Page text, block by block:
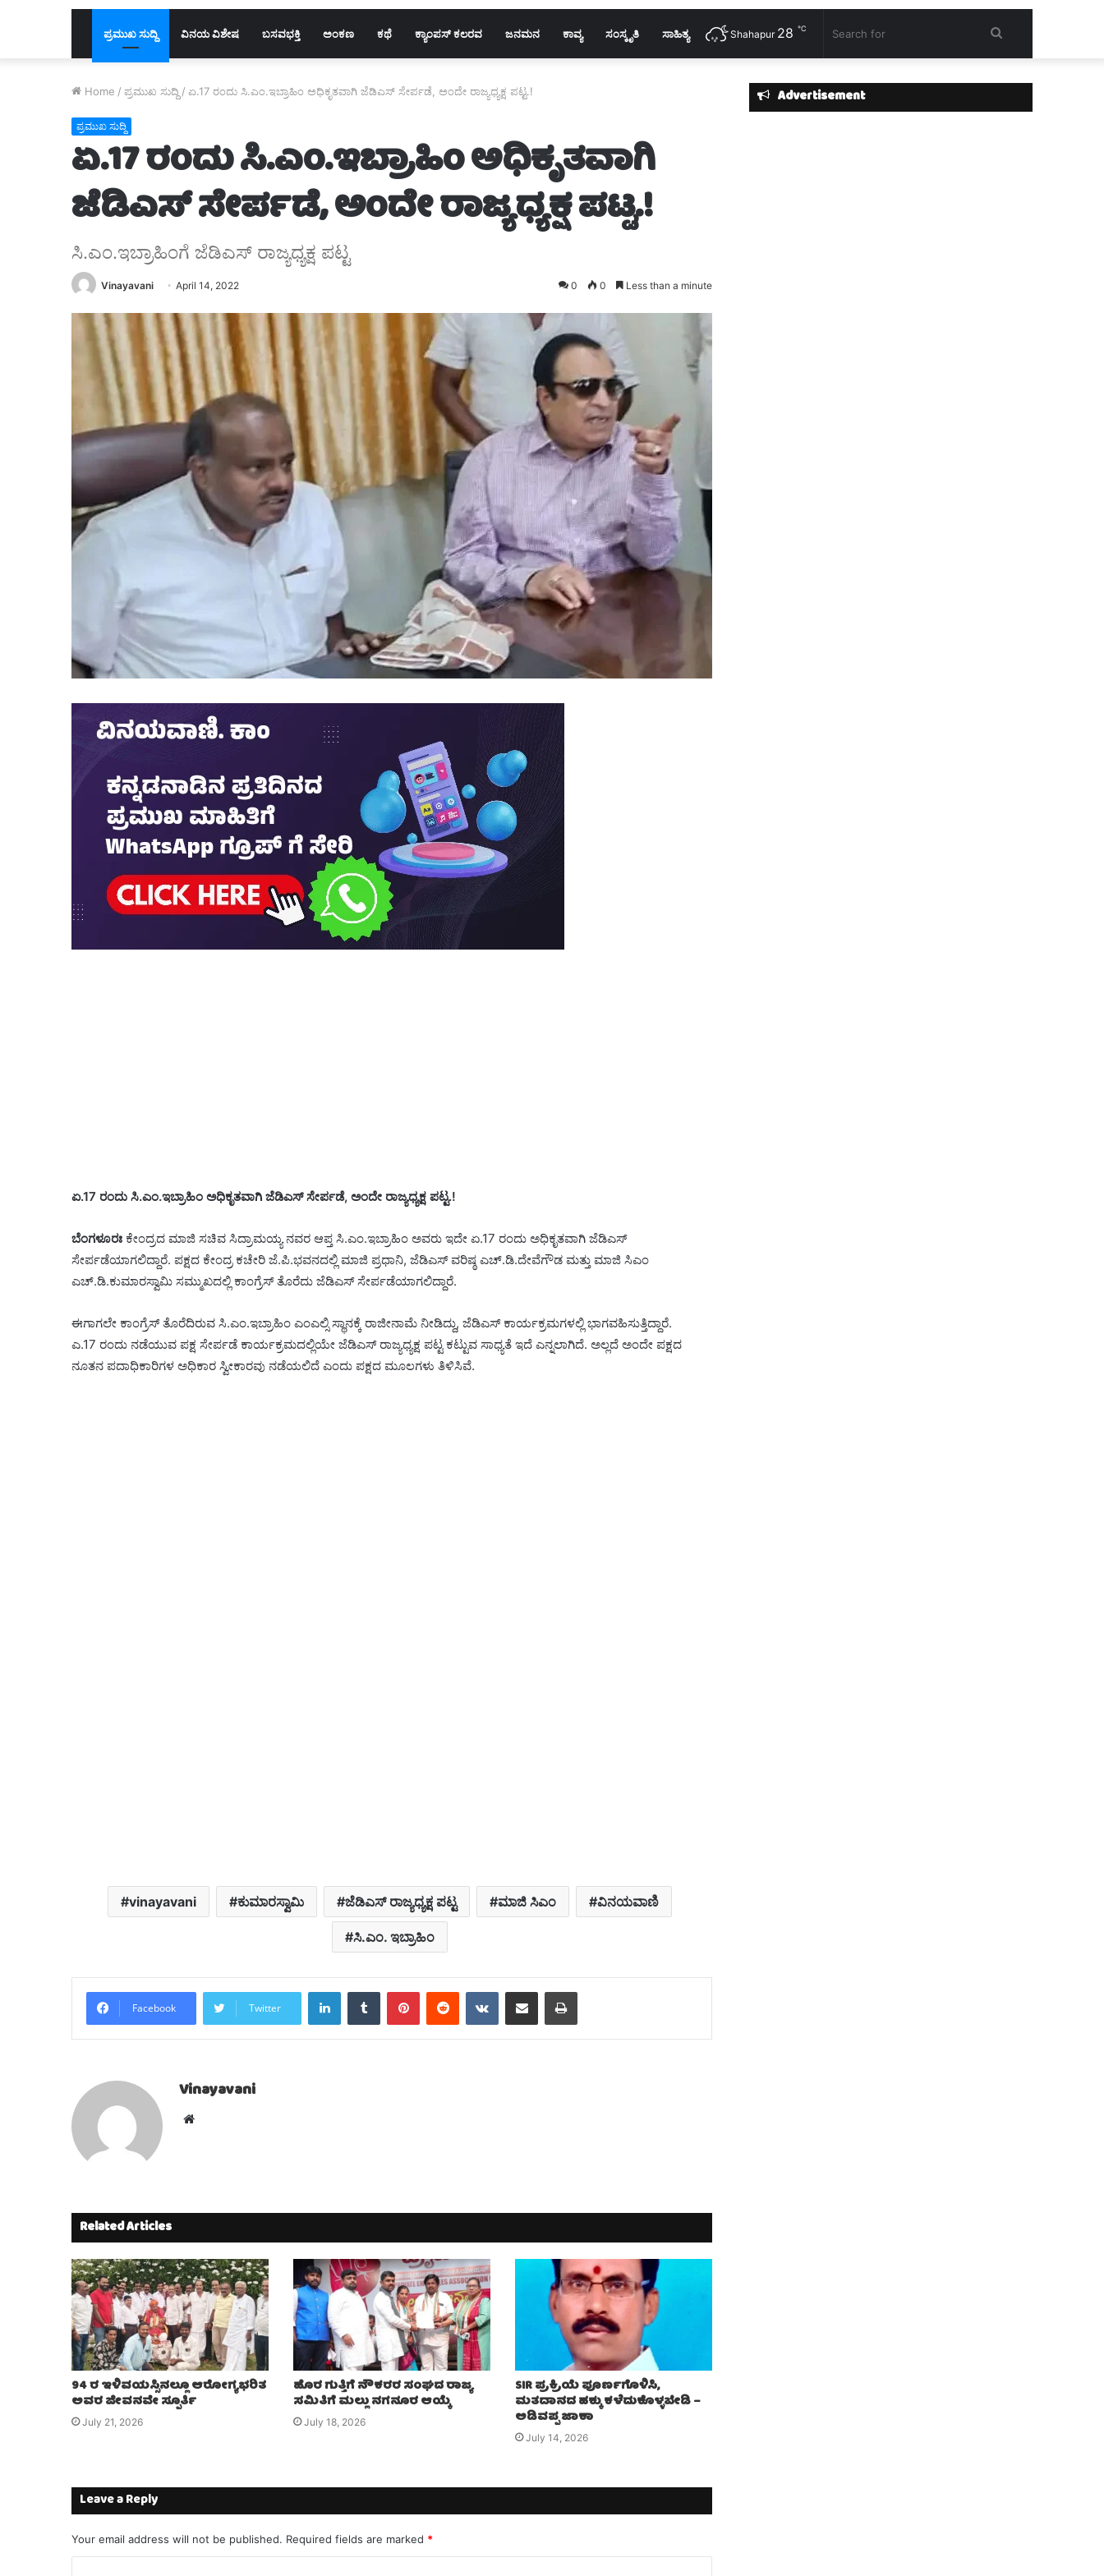
ಪ್ರಮುಖ ಸುದ್ದಿ ವಿನಯ ವಿಶೇಷ ಬಸವಭಕ್ತಿ ಅಂಕಣ ಕಥೆ ಕ್ಯಾಂಪಸ್ ಕಲರವ ಜನಮನ ಕಾವ್ಯ ಸಂಸ್ಕೃತಿ ಸಾಹಿತ್ಯ Search
for
Shahapur 28 ℃
Home / ಪ್ರಮುಖ ಸುದ್ದಿ / ಏ.17 ರಂದು ಸಿ.ಎಂ.ಇಬ್ರಾಹಿಂ ಅಧಿಕೃತವಾಗಿ ಜೆಡಿಎಸ್ ಸೇರ್ಪಡೆ, ಅಂದೇ ರಾಜ್ಯಧ್ಯಕ್ಷ ಪಟ್ಟ.!
ಪ್ರಮುಖ ಸುದ್ದಿ
ಏ.17 ರಂದು ಸಿ.ಎಂ.ಇಬ್ರಾಹಿಂ ಅಧಿಕೃತವಾಗಿ
ಜೆಡಿಎಸ್ ಸೇರ್ಪಡೆ, ಅಂದೇ ರಾಜ್ಯಧ್ಯಕ್ಷ ಪಟ್ಟ.!
ಸಿ.ಎಂ.ಇಬ್ರಾಹಿಂಗೆ ಜೆಡಿಎಸ್ ರಾಜ್ಯಧ್ಯಕ್ಷ ಪಟ್ಟ‌
Vinayavani April 14, 2022 0 0 Less than a minute
ಏ.17 ರಂದು ಸಿ.ಎಂ.ಇಬ್ರಾಹಿಂ ಅಧಿಕೃತವಾಗಿ ಜೆಡಿಎಸ್ ಸೇರ್ಪಡೆ, ಅಂದೇ ರಾಜ್ಯಧ್ಯಕ್ಷ ಪಟ್ಟ.!
ಬೆಂಗಳೂರಃ ಕೇಂದ್ರದ ಮಾಜಿ ಸಚಿವ ಸಿದ್ರಾಮಯ್ಯ ನವರ ಆಪ್ತ ಸಿ.ಎಂ.ಇಬ್ರಾಹಿಂ ಅವರು ಇದೇ ಏ.17 ರಂದು ಅಧಿಕೃತವಾಗಿ ಜೆಡಿಎಸ್
ಸೇರ್ಪಡೆಯಾಗಲಿದ್ದಾರೆ. ಪಕ್ಷದ ಕೇಂದ್ರ ಕಚೇರಿ ಜೆ.ಪಿ.ಭವನದಲ್ಲಿ ಮಾಜಿ ಪ್ರಧಾನಿ, ಜೆಡಿಎಸ್ ವರಿಷ್ಠ ಎಚ್.ಡಿ.ದೇವೆಗೌಡ ಮತ್ತು ಮಾಜಿ ಸಿಎಂ
ಎಚ್.ಡಿ.ಕುಮಾರಸ್ವಾಮಿ ಸಮ್ಮುಖದಲ್ಲಿ ಕಾಂಗ್ರೆಸ್ ತೊರೆದು ಜೆಡಿಎಸ್ ಸೇರ್ಪಡೆಯಾಗಲಿದ್ದಾರೆ.
ಈಗಾಗಲೇ ಕಾಂಗ್ರೆಸ್ ತೊರೆದಿರುವ ಸಿ.ಎಂ.ಇಬ್ರಾಹಿಂ‌ ಎಂಎಲ್ಸಿ ಸ್ಥಾನಕ್ಕೆ‌ ರಾಜೀನಾಮೆ ನೀಡಿದ್ದು, ಜೆಡಿಎಸ್ ಕಾರ್ಯಕ್ರಮಗಳಲ್ಲಿ ಭಾಗವಹಿಸುತ್ತಿದ್ದಾರೆ.
ಎ.17 ರಂದು ನಡೆಯುವ ಪಕ್ಷ ಸೇರ್ಪಡೆ ಕಾರ್ಯಕ್ರಮದಲ್ಲಿಯೇ ಜೆಡಿಎಸ್ ರಾಜ್ಯಧ್ಯಕ್ಷ ಪಟ್ಟ ಕಟ್ಟುವ ಸಾಧ್ಯತೆ ಇದೆ ಎನ್ನಲಾಗಿದೆ. ಅಲ್ಲದೆ ಅಂದೇ ಪಕ್ಷದ
ನೂತನ ಪದಾಧಿಕಾರಿಗಳ ಅಧಿಕಾರ ಸ್ವೀಕಾರವು ನಡೆಯಲಿದೆ ಎಂದು ಪಕ್ಷದ ಮೂಲಗಳು ತಿಳಿಸಿವೆ.
vinayavani ಕುಮಾರಸ್ವಾಮಿ ಜೆಡಿಎಸ್ ರಾಜ್ಯಧ್ಯಕ್ಷ ಪಟ್ಟ ಮಾಜಿ ಸಿಎಂ ವಿನಯವಾಣಿ
ಸಿ.ಎಂ. ಇಬ್ರಾಹಿಂ
Facebook Twitter
LinkedInTumblr PinterestReddit VKontakteShare via Email Print
Vinayavani
Website
Related Articles
94 ರ ಇಳಿವಯಸ್ಸಿನಲ್ಲೂ ಆರೋಗ್ಯಭರಿತ
ಅವರ ಜೀವನವೇ ಸ್ಪೂರ್ತಿ
July 21, 2026
ಹೊರ ಗುತ್ತಿಗೆ ನೌಕರರ ಸಂಘದ ರಾಜ್ಯ
ಸಮಿತಿಗೆ ಮಲ್ಲು ನಗನೂರ ಆಯ್ಕೆ
July 18, 2026
SIR ಪ್ರಕ್ರಿಯೆ ಪೂರ್ಣಗೊಳಿಸಿ,
ಮತದಾನದ ಹಕ್ಕು ಕಳೆದುಕೊಳ್ಳಬೇಡಿ –
ಅಡಿವಪ್ಪ ಜಾಕಾ
July 14, 2026
Leave a Reply
Your email address will not be published. Required fields are marked *
Advertisement